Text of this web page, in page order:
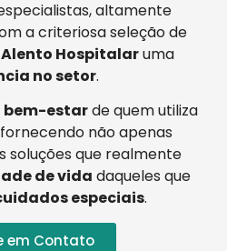
altamente
a criteriosa seleção de
Alento Hospitalaruma
no setor.
bem-estarde quem utiliza
não apenas
soluções que realmente
de vida daqueles que
especiais.
em Contato